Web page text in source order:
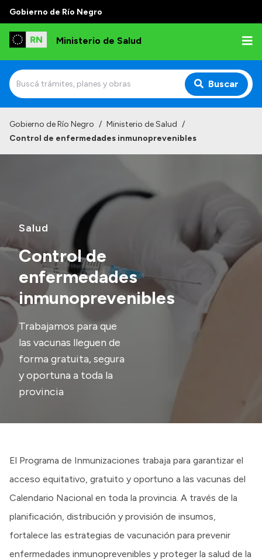
Gobierno de Río Negro
Ministerio de Salud
Buscar
Consejos locales
Transparencia
Presupuesto
Boletín Oficial
Compras y licitaciones
Consulta de expedientes
Consulta de pago a proveedores
Convocatorias
Intranet
Gobierno de Río Negro / Ministerio de Salud /
Control de enfermedades inmunoprevenibles
Salud
Control de
enfermedades
inmunoprevenibles
Trabajamos para que
las vacunas lleguen de
forma gratuita, segura
y oportuna a toda la
provincia
El Programa de Inmunizaciones trabaja para garantizar el
acceso equitativo, gratuito y oportuno a las vacunas del
Calendario Nacional en toda la provincia. A través de la
planificación, distribución y provisión de insumos,
fortalece las estrategias de vacunación para prevenir
enfermedades inmunoprevenibles y proteger la salud de la